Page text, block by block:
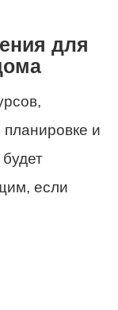
для
и
если